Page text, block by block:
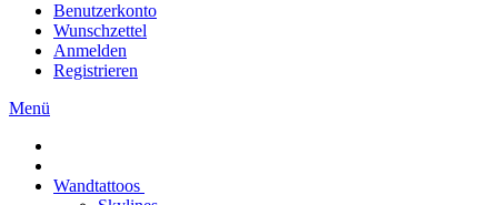
Benutzerkonto
Wunschzettel
Anmelden
Registrieren
Menü
Wandtattoos